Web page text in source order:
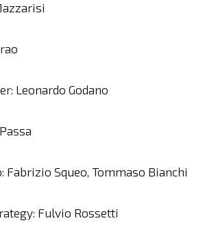
Leonardo Godano
Fabrizio Squeo, Tommaso Bianchi
Fulvio Rossetti